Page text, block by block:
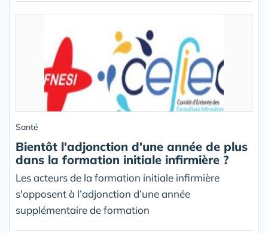
Santé
Bientôt l'adjonction d'une année de plus
dans la formation initiale infirmière ?
Les acteurs de la formation initiale infirmière
s'opposent à l’adjonction d’une année
supplémentaire de formation